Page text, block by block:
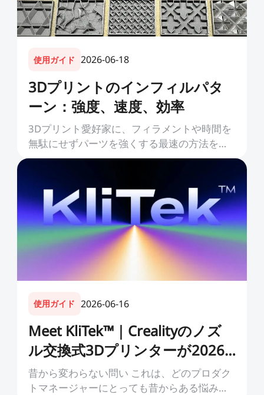
使用ガイド 2026-06-18
3Dプリントのインフィルパタ
ーン：強度、速度、効率
3Dプリント愛好家に、フィラメントや時間を
無駄にせずパーツを強くする最速の方法を聞
けば、きっと同じ答えが返ってくるでしょ
げることでも、ましてやインフィル1...
使用ガイド 2026-06-16
Meet KliTek™｜Crealityのノズ
ル交換式3Dプリンターが2026
年登場
昔から変わらない問い これは、どのプロダク
トマネージャーにとっても昔からある悩みで